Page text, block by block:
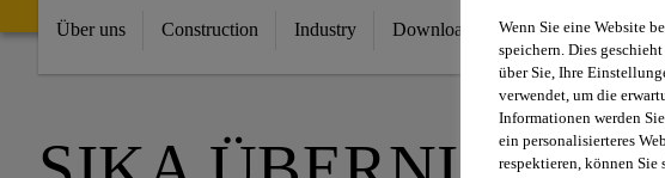
Über uns Construction Industry Download CenterWenn Sie eine Website
speichern. Dies
über Sie, Ihre
verwendet, um die
Informationen werden
ein personalisierteres
respektieren, können Sie